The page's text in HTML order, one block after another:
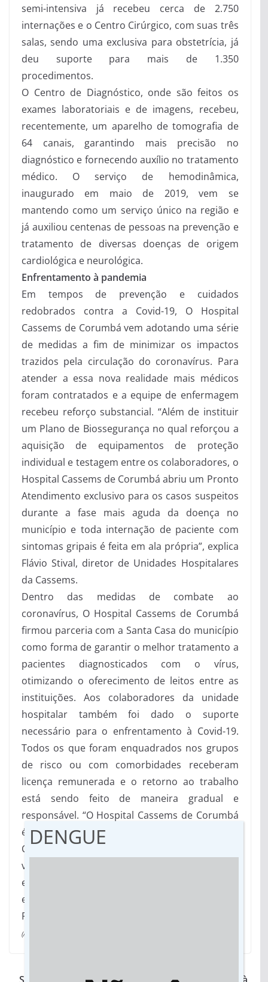
semi-intensiva já recebeu cerca de 2.750
internações e o Centro Cirúrgico, com suas três
salas, sendo uma exclusiva para obstetrícia, já
deu suporte para mais de 1.350
procedimentos.
O Centro de Diagnóstico, onde são feitos os
exames laboratoriais e de imagens, recebeu,
recentemente, um aparelho de tomografia de
64 canais, garantindo mais precisão no
diagnóstico e fornecendo auxílio no tratamento
médico. O serviço de hemodinâmica,
inaugurado em maio de 2019, vem se
mantendo como um serviço único na região e
já auxiliou centenas de pessoas na prevenção e
tratamento de diversas doenças de origem
cardiológica e neurológica.
Enfrentamento à pandemia
Em tempos de prevenção e cuidados
redobrados contra a Covid-19, O Hospital
Cassems de Corumbá vem adotando uma série
de medidas a fim de minimizar os impactos
trazidos pela circulação do coronavírus. Para
atender a essa nova realidade mais médicos
foram contratados e a equipe de enfermagem
recebeu reforço substancial. “Além de instituir
um Plano de Biossegurança no qual reforçou a
aquisição de equipamentos de proteção
individual e testagem entre os colaboradores, o
Hospital Cassems de Corumbá abriu um Pronto
Atendimento exclusivo para os casos suspeitos
durante a fase mais aguda da doença no
município e toda internação de paciente com
sintomas gripais é feita em ala própria”, explica
Flávio Stival, diretor de Unidades Hospitalares
da Cassems.
Dentro das medidas de combate ao
coronavírus, O Hospital Cassems de Corumbá
firmou parceria com a Santa Casa do município
como forma de garantir o melhor tratamento a
pacientes diagnosticados com o vírus,
otimizando o oferecimento de leitos entre as
instituições. Aos colaboradores da unidade
hospitalar também foi dado o suporte
necessário para o enfrentamento à Covid-19.
Todos os que foram enquadrados nos grupos
de risco ou com comorbidades receberam
licença remunerada e o retorno ao trabalho
está sendo feito de maneira gradual e
responsável. “O Hospital Cassems de Corumbá
é a mais nova unidade hospitalar da rede
Cassems e, embora tenha apenas dois anos de
vida, mostrou-se suficientemente maduro para
enfrentar a pandemia com muita competência
e profissionalismo de suas equipes”, avalia
Ricardo Ayache, presidente da Cassems.
(Assessoria)
DENGUE